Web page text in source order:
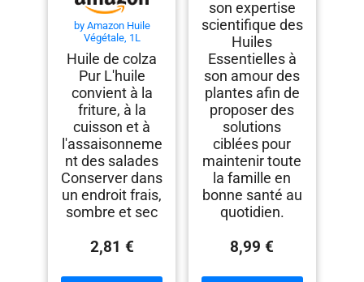
by Amazon Huile
Végétale, 1L
Huile de colza
Pur L'huile
convient à la
friture, à la
cuisson et à
l'assaisonneme
nt des salades
Conserver dans
un endroit frais,
sombre et sec
2,81 €
son expertise
scientifique des
Huiles
Essentielles à
son amour des
plantes afin de
proposer des
solutions
ciblées pour
maintenir toute
la famille en
bonne santé au
quotidien.
8,99 €